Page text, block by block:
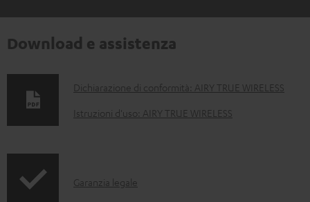
Download e assistenza
D
o
e
Dichiarazione di conformità: AIRY TRUE WIRELESS
Istruzioni d'uso: AIRY TRUE WIRELESS
IGaranzia legale